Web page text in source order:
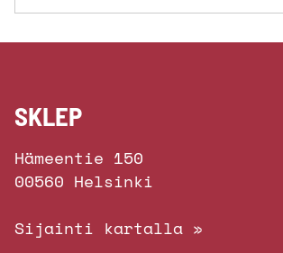
SKLEP
Hämeentie 150
00560 Helsinki
Sijainti kartalla »